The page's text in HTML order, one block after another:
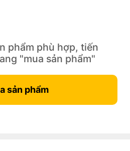
phẩm phù hợp, tiến
"mua sản phẩm"
sản phẩm